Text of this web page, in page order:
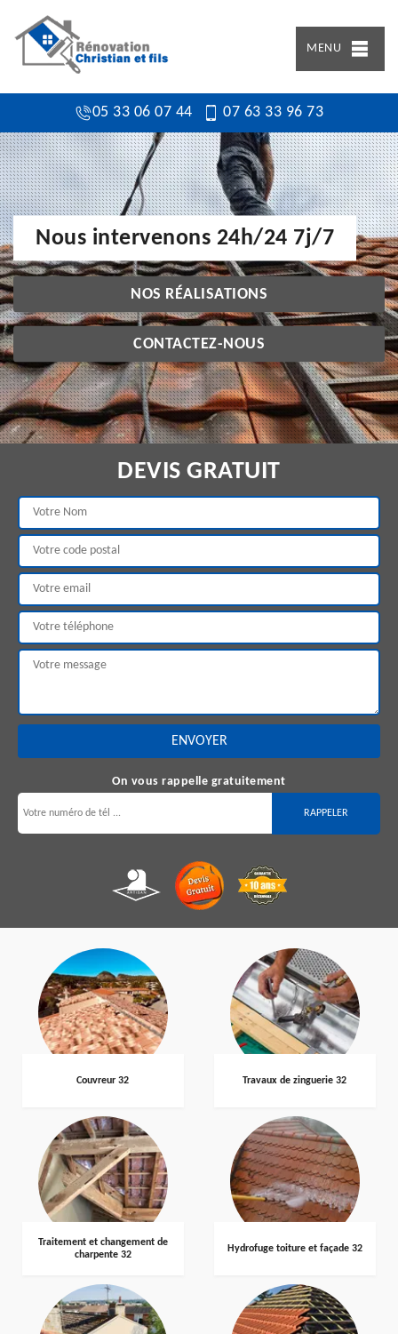
MENU
05 33 06 07 44 07 63 33 96 73
Nous intervenons 24h/24 7j/7
NOS RÉALISATIONS
CONTACTEZ-NOUS
DEVIS GRATUIT
On vous rappelle gratuitement
Couvreur 32 Travaux de zinguerie 32
Traitement et changement de
charpente 32
Hydrofuge toiture et façade 32